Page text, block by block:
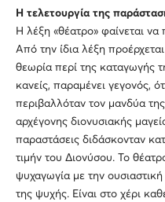
Η τελετουργία της
Η λέξη «θέατρο» φαίνεται
Από την ίδια λέξη
θεωρία περί της καταγωγής
κανείς, παραμένει γεγονός,
περιβαλλόταν τον μανδύα
αρχέγονης διονυσιακής
παραστάσεις διδάσκονταν
τιμήν του Διονύσου. Το
ψυχαγωγία με την
της ψυχής. Είναι στο χέρι